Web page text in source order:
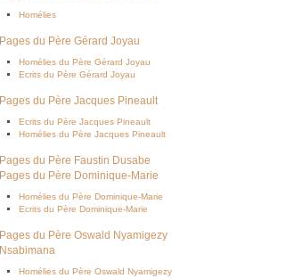
Homélies
Pages du Père Gérard Joyau
Homélies du Père Gérard Joyau
Ecrits du Père Gérard Joyau
Pages du Père Jacques Pineault
Ecrits du Père Jacques Pineault
Homélies du Père Jacques Pineault
Pages du Père Faustin Dusabe
Pages du Père Dominique-Marie
Homélies du Père Dominique-Marie
Ecrits du Père Dominique-Marie
Pages du Père Oswald Nyamigezy
Nsabimana
Homélies du Père Oswald Nyamigezy